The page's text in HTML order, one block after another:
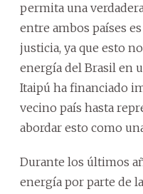
permita una
entre ambos países
justicia, ya que esto
energía del Brasil en
Itaipú ha financiado
vecino país hasta
abordar esto como
Durante los últimos
energía por parte de